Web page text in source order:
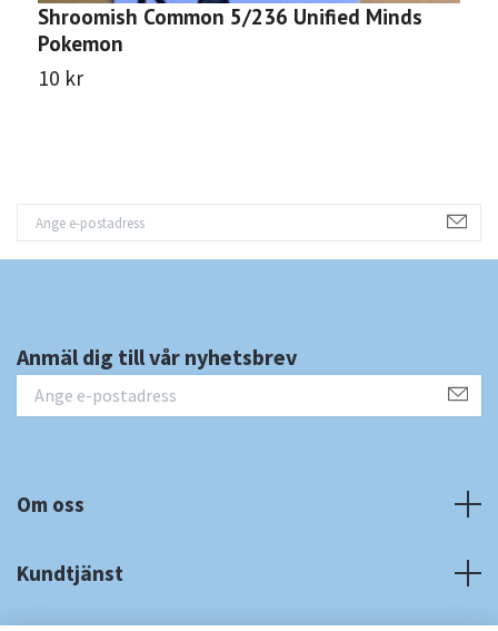
Shroomish Common 5/236 Unified Minds
Pokemon
10 kr
Anmäl dig till vår nyhetsbrev
Om oss
Kundtjänst